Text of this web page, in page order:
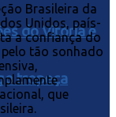
do Vitória e
tropeça
Brasileira da
Unidos, país-
a confiança do
tão sonhado
que